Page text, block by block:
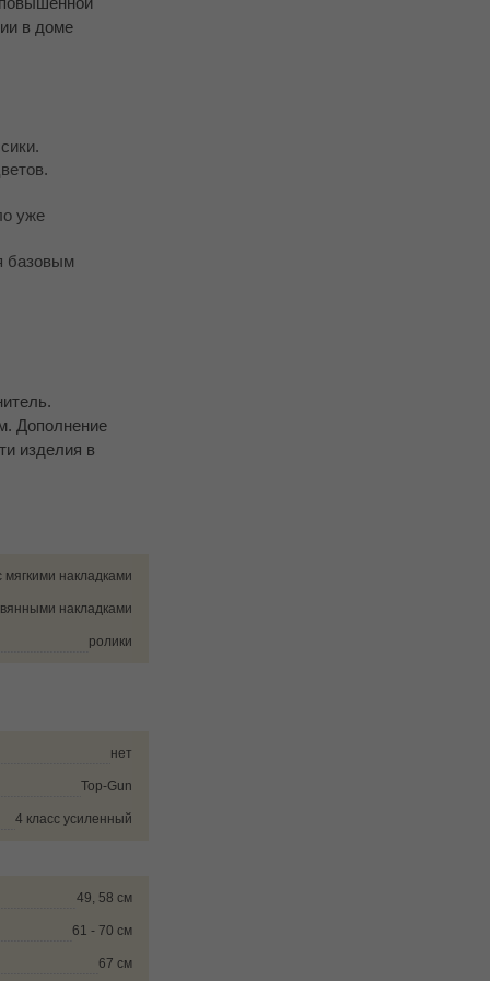
в доме
уже
базовым
Дополнение
изделия в
мягкими накладками
накладками
ролики
нет
Top-Gun
4 класс усиленный
49, 58 см
61 - 70 см
67 см